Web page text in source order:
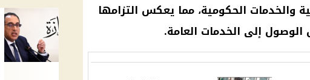
والخدمات الحكومية، مما يعكس التزامها
إلى الخدمات العامة.